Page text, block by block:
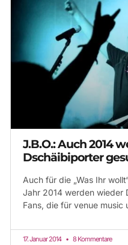
J.B.O.: Auch 2014
Dschäibiporter
Auch für die „Was Ihr
Jahr 2014 werden wieder
Fans, die für venue music
17. Januar 2014 8 Kommentare